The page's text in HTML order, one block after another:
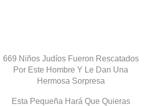
669 Niños Judíos Fueron Rescatados
Por Este Hombre Y Le Dan Una
Hermosa Sorpresa
Esta Pequeña Hará Que Quieras